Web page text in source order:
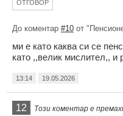
ОТГОВОР
До коментар #10 от
ми е като каква си се
като ,,велик мислител,, и
13:14 19.05.2026
12 Този коментар е